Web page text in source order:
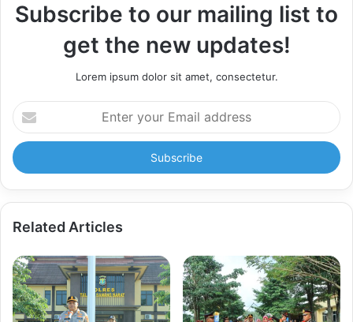
Subscribe to our mailing list to
get the new updates!
Lorem ipsum dolor sit amet, consectetur.
Enter
your
Email
address
Related Articles